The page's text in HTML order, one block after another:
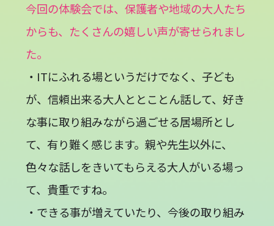
今回の体験会では、保護者や地域の大人たち
からも、たくさんの嬉しい声が寄せられまし
た。
・ITにふれる場というだけでなく、子ども
が、信頼出来る大人ととことん話して、好き
な事に取り組みながら過ごせる居場所とし
て、有り難く感じます。親や先生以外に、
色々な話しをきいてもらえる大人がいる場っ
て、貴重ですね。
・できる事が増えていたり、今後の取り組み